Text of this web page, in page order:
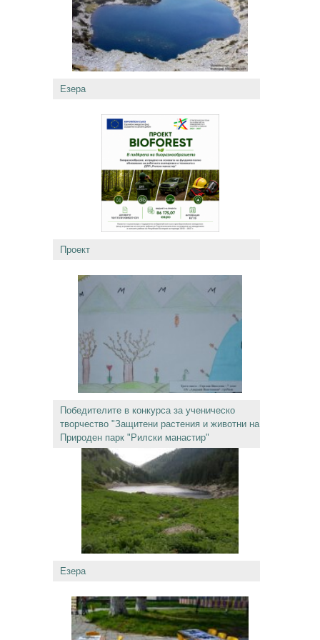
Езера
Проект
Победителите в конкурса за ученическо
творчество "Защитени растения и животни на
Природен парк "Рилски манастир"
Езера